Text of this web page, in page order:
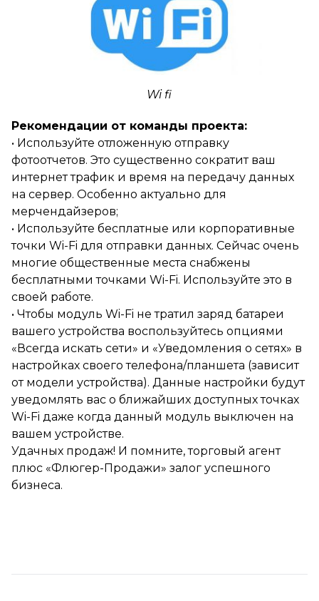
Wi fi
Рекомендации от команды проекта:
• Используйте отложенную отправку
фотоотчетов. Это существенно сократит ваш
интернет трафик и время на передачу данных
на сервер. Особенно актуально для
мерчендайзеров;
• Используйте бесплатные или корпоративные
точки Wi-Fi для отправки данных. Сейчас очень
многие общественные места снабжены
бесплатными точками Wi-Fi. Используйте это в
своей работе.
• Чтобы модуль Wi-Fi не тратил заряд батареи
вашего устройства воспользуйтесь опциями
«Всегда искать сети» и «Уведомления о сетях» в
настройках своего телефона/планшета (зависит
от модели устройства). Данные настройки будут
уведомлять вас о ближайших доступных точках
Wi-Fi даже когда данный модуль выключен на
вашем устройстве.
Удачных продаж! И помните, торговый агент
плюс «Флюгер-Продажи» залог успешного
бизнеса.